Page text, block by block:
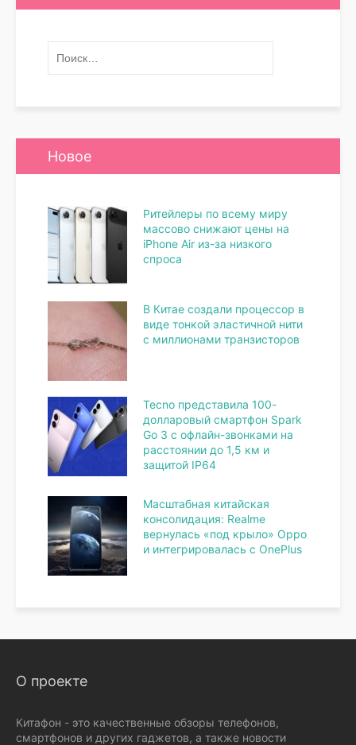
Новое
Ритейлеры по всему миру
массово снижают цены на
iPhone Air из-за низкого
спроса
В Китае создали процессор в
виде тонкой эластичной нити
с миллионами транзисторов
Tecno представила 100-
долларовый смартфон Spark
Go 3 с офлайн-звонками на
расстоянии до 1,5 км и
защитой IP64
Масштабная китайская
консолидация: Realme
вернулась «под крыло» Oppo
и интегрировалась с OnePlus
О проекте
Китафон - это качественные обзоры телефонов,
смартфонов и других гаджетов, а также новости